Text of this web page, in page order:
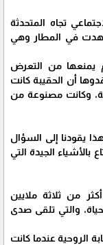
تجاه المتحدثة
في المطار وهي
يمنعها من التعرض
أن الحقيبة كانت
أكثر من 200 ألف روبية، وكانت مصنوعة من
يقودنا إلى السؤال
بالأشياء الجيدة التي
من ثلاثة ملايين
والتي تلقى صدى
الروحية عندما كانت